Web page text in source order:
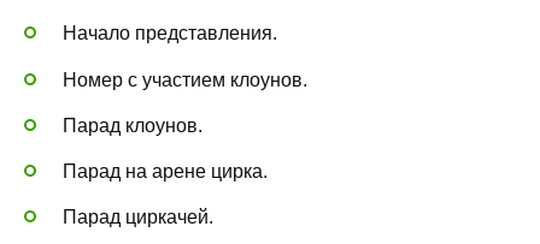
Начало представления.
Номер с участием клоунов.
Парад клоунов.
Парад на арене цирка.
Парад циркачей.